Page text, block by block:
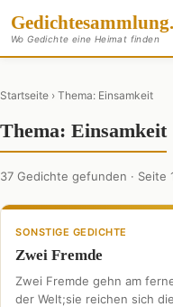
Gedichtesammlung
Wo Gedichte eine Heimat finden
Startseite › Thema: Einsamkeit
Thema: Einsamkeit
37 Gedichte gefunden · Seite
SONSTIGE GEDICHTE
Zwei Fremde
Zwei Fremde gehn am
der Welt;sie reichen sich